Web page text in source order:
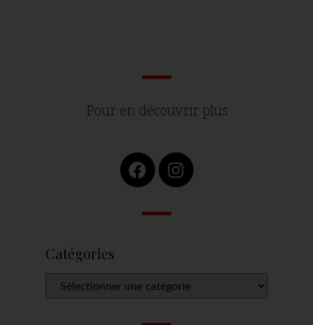
Pour en découvrir plus
Catégories